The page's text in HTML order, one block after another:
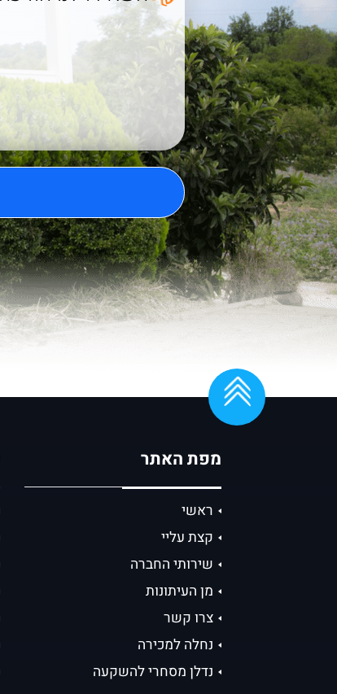
מפת האתר
ראשי
קצת עליי
שירותי החברה
מן העיתונות
צרו קשר
נחלה למכירה
נדלן מסחרי להשקעה